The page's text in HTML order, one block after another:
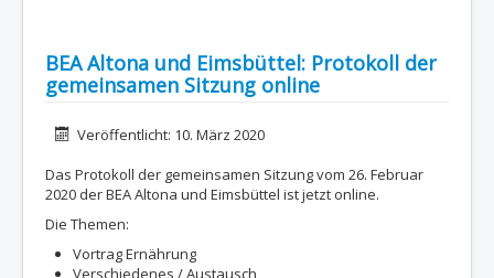
BEA Altona und Eimsbüttel: Protokoll der
gemeinsamen Sitzung online
DetailsVeröffentlicht: 10. März 2020
Das Protokoll der gemeinsamen Sitzung vom 26. Februar
2020 der BEA Altona und Eimsbüttel ist jetzt online.
Die Themen:
Vortrag Ernährung
Verschiedenes / Austausch